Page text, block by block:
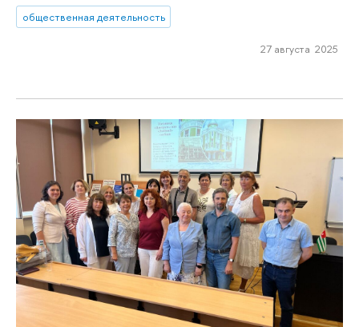
общественная деятельность
27 августа 2025